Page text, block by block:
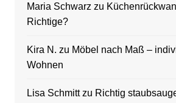
Maria Schwarz zu
Richtige?
Kira N. zu Möbel nach Maß –
Wohnen
Lisa Schmittzu Richtig